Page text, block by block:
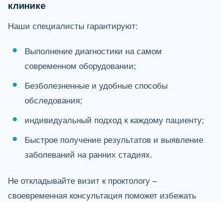
клинике
Наши специалисты гарантируют:
Выполнение диагностики на самом
современном оборудовании;
Безболезненные и удобные способы
обследования;
индивидуальный подход к каждому пациенту;
Быстрое получение результатов и выявление
заболеваний на ранних стадиях.
Не откладывайте визит к проктологу –
своевременная консультация поможет избежать